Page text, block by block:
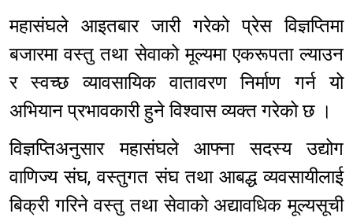
महासंघले आइतबार जारी गरेको प्रेस विज्ञप्तिमा
बजारमा वस्तु तथा सेवाको मूल्यमा एकरूपता ल्याउन
र स्वच्छ व्यावसायिक वातावरण निर्माण गर्न यो
अभियान प्रभावकारी हुने विश्वास व्यक्त गरेको छ ।
विज्ञप्तिअनुसार महासंघले आफ्ना सदस्य उद्योग
वाणिज्य संघ, वस्तुगत संघ तथा आबद्ध व्यवसायीलाई
बिक्री गरिने वस्तु तथा सेवाको अद्यावधिक मूल्यसूची